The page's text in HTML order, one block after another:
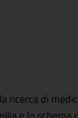
ricerca di